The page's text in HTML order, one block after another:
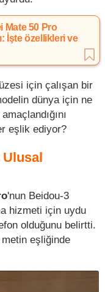
Mate 50 Pro
İşte özellikleri ve
için çalışan bir
dünya için ne
eşlik ediyor?
'nun Beidou-3
hizmeti için uydu
olduğunu belirtti.
eşliğinde